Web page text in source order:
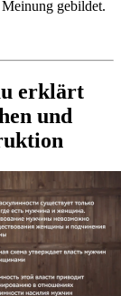
gebildet.
erklärt
und